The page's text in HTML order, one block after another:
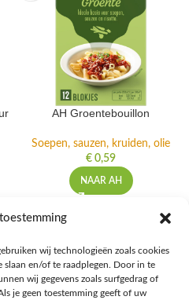
wij technologieën zoals cookies
en/of te raadplegen. Door in te
wij gegevens zoals surfgedrag of
je geen toestemming geeft of uw
AH Groentebouillon
Soepen, sauzen, kruiden, olie
€ 0,59
NAAR AH
van Albert Heijn, verrijk je
over het keto-dieet, en deel jouw